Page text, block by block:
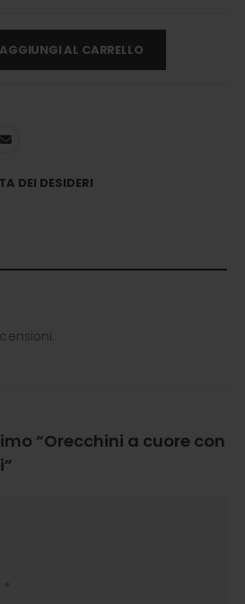
AGGIUNGI AL CARRELLO
DEI DESIDERI
“Orecchini a cuore con
*